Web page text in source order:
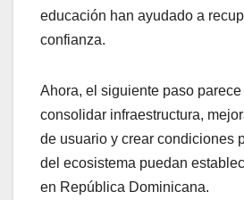
educación han ayudado a
confianza.
Ahora, el siguiente paso
consolidar infraestructura,
de usuario y crear condiciones
del ecosistema puedan
en República Dominicana.